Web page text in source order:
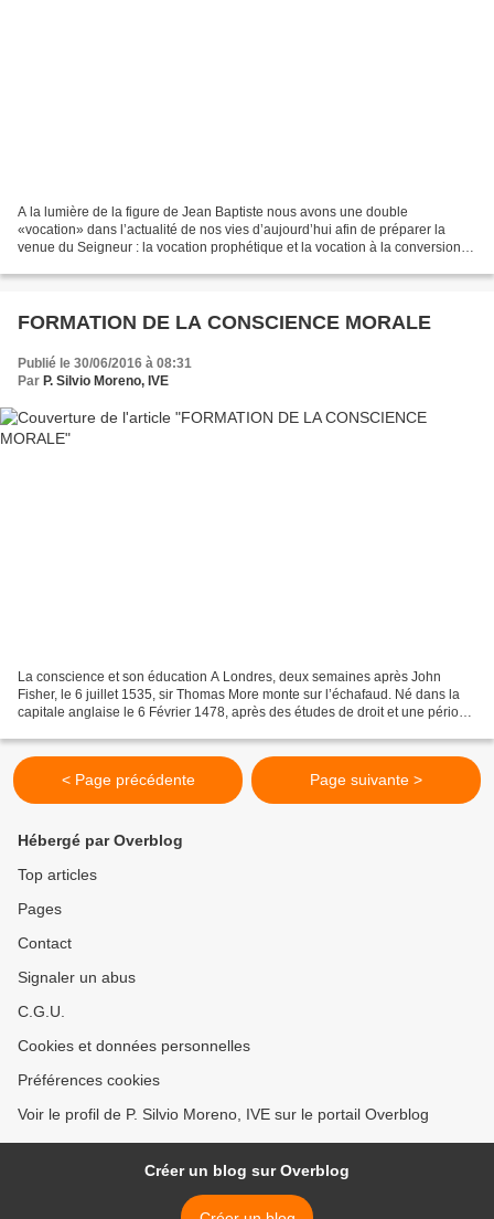
A la lumière de la figure de Jean Baptiste nous avons une double
«vocation» dans l’actualité de nos vies d’aujourd’hui afin de préparer la
venue du Seigneur : la vocation prophétique et la vocation à la conversion.
FORMATION DE LA CONSCIENCE MORALE
Publié le 30/06/2016 à 08:31
Par P. Silvio Moreno, IVE
La conscience et son éducation A Londres, deux semaines après John
Fisher, le 6 juillet 1535, sir Thomas More monte sur l’échafaud. Né dans la
capitale anglaise le 6 Février 1478, après des études de droit et une période
< Page précédente Page suivante >
Hébergé par Overblog
Top articles
Pages
Contact
Signaler un abus
C.G.U.
Cookies et données personnelles
Préférences cookies
Voir le profil de P. Silvio Moreno, IVE sur le portail Overblog
Créer un blog sur Overblog